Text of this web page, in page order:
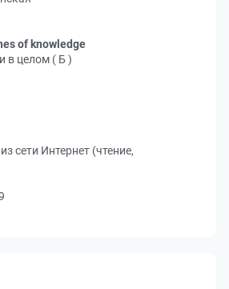
of knowledge
в целом ( Б )
сети Интернет (чтение,